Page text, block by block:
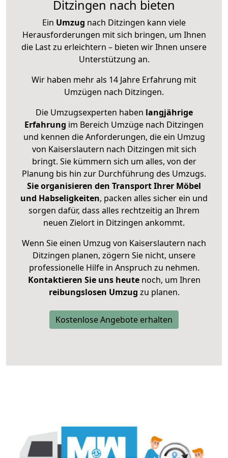
Ditzingen nach bieten
Ein Umzug nach Ditzingen kann viele
Herausforderungen mit sich bringen, um Ihnen
die Last zu erleichtern – bieten wir Ihnen unsere
Unterstützung an.
Wir haben mehr als 14 Jahre Erfahrung mit
Umzügen nach Ditzingen.
Die Umzugsexperten haben langjährige
Erfahrung im Bereich Umzüge nach Ditzingen
und kennen die Anforderungen, die ein Umzug
von Kaiserslautern nach Ditzingen mit sich
bringt. Sie kümmern sich um alles, von der
Planung bis hin zur Durchführung des Umzugs.
Sie organisieren den Transport Ihrer Möbel
und Habseligkeiten, packen alles sicher ein und
sorgen dafür, dass alles rechtzeitig an Ihrem
neuen Zielort in Ditzingen ankommt.
Wenn Sie einen Umzug von Kaiserslautern nach
Ditzingen planen, zögern Sie nicht, unsere
professionelle Hilfe in Anspruch zu nehmen.
Kontaktieren Sie uns heutenoch, um Ihren
reibungslosen Umzug zu planen.
Kostenlose Angebote erhalten